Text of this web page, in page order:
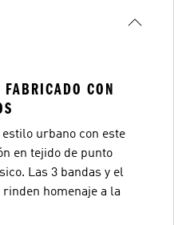
CON
urbano con este
en tejido de punto
Las 3 bandas y el
homenaje a la